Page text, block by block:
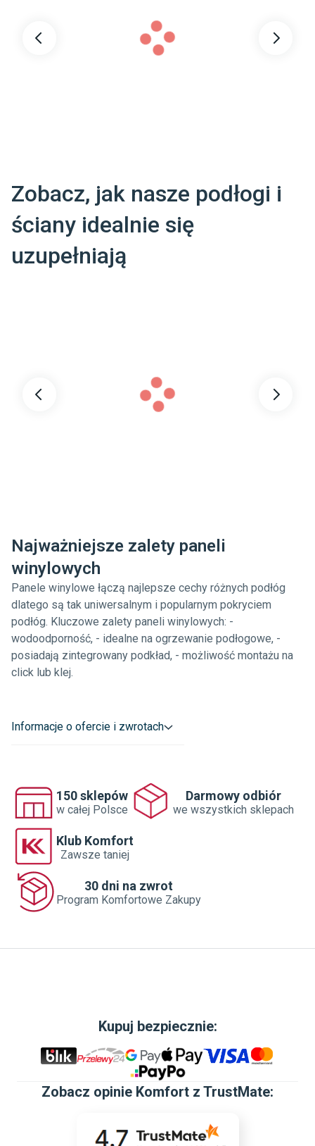
Rozmiar (mm) 1210 x 192
Zobacz, jak nasze podłogi i
ściany idealnie się
uzupełniają
Najważniejsze zalety paneli
winylowych
Panele winylowe łączą najlepsze cechy różnych podłóg
dlatego są tak uniwersalnym i popularnym pokryciem
podłóg. Kluczowe zalety paneli winylowych: -
wodoodporność, - idealne na ogrzewanie podłogowe, -
posiadają zintegrowany podkład, - możliwość montażu na
click lub klej.
Informacje o ofercie i zwrotach
150 sklepów
w całej Polsce
Darmowy odbiór
we wszystkich sklepach
Klub Komfort
Zawsze taniej
30 dni na zwrot
Program Komfortowe Zakupy
Kupuj bezpiecznie:
Zobacz opinie Komfort z TrustMate: